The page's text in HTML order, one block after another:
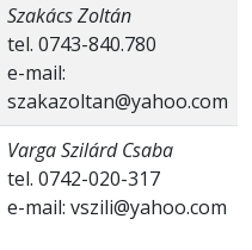
Szakács Zoltán
tel. 0743-840.780
e-mail:
szakazoltan@yahoo.com
Varga Szilárd Csaba
tel. 0742-020-317
e-mail: vszili@yahoo.com